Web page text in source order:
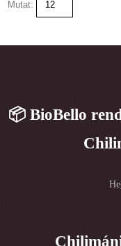
Mutat:
📦 BioBello